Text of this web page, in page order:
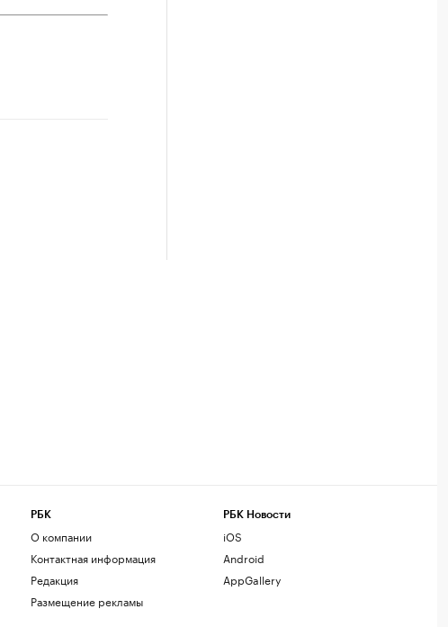
РБК
О компании
Контактная информация
Редакция
Размещение рекламы
РБК Новости
iOS
Android
AppGallery